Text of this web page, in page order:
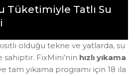
Tüketimiyle Tatlı Su
olduğu tekne ve yatlarda, su
FixMini’nin hızlı yıkama
tam yıkama programı için 18 ila